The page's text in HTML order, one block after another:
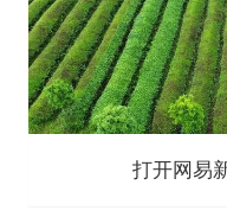
打开网易